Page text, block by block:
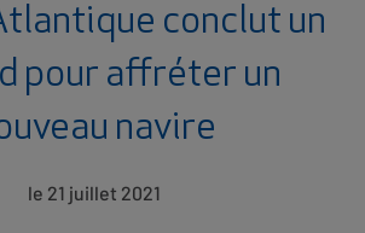
conclut un
pour affréter un
navire
le 21 juillet 2021